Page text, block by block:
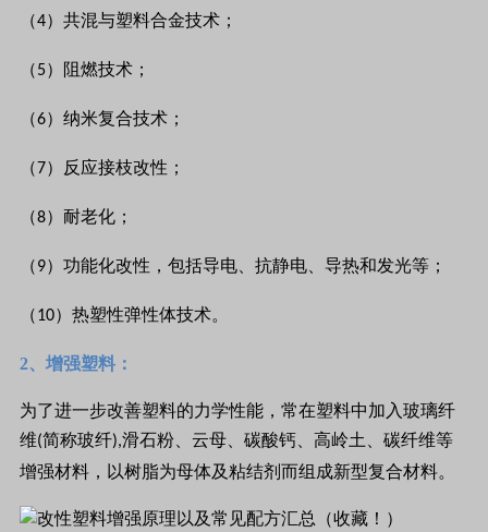
（4）共混与塑料合金技术；
（5）阻燃技术；
（6）纳米复合技术；
（ 7）反应接枝改性；
（8）耐老化；
（9）功能化改性，包括导电、抗静电、导热和发光等；
（10）热塑性弹性体技术。
2、增强塑料：
为了进一步改善塑料的力学性能，常在塑料中加入玻璃纤
维(简称玻纤),滑石粉、云母、碳酸钙、高岭土、碳纤维等
增强材料，以树脂为母体及粘结剂而组成新型复合材料。